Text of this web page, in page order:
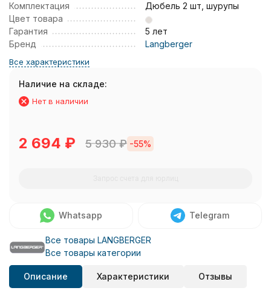
Комплектация
Дюбель 2 шт, шурупы
Цвет товара
Гарантия
5 лет
Бренд
Langberger
Все характеристики
Наличие на складе:
Нет в наличии
2 694 ₽ 5 930₽ -55%
Whatsapp Telegram
Все товары LANGBERGER
Все товары категории
Описание Характеристики Отзывы